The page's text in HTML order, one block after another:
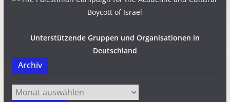
Unterstützende Gruppen und Organisationen in
Deutschland
Archiv
Archiv